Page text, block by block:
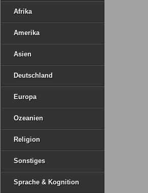
Afrika
Amerika
Asien
Deutschland
Europa
Ozeanien
Religion
Sonstiges
Sprache & Kognition